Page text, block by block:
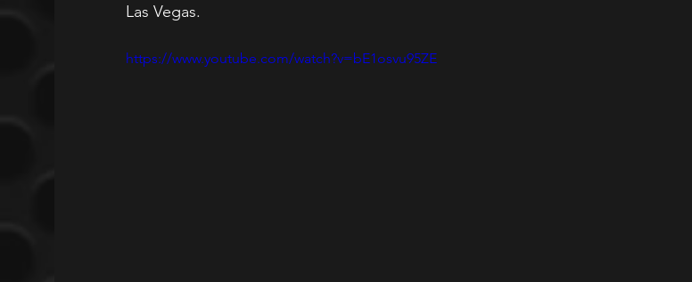
Las Vegas.
https://www.youtube.com/watch?v=bE1osvu95ZE